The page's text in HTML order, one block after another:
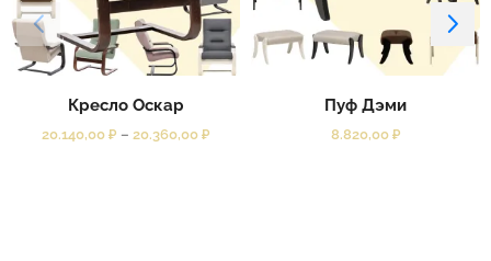
Кресло Оскар
20.140,00 ₽ – 20.360,00 ₽
Пуф Дэми
8.820,00 ₽